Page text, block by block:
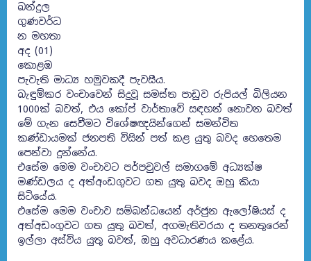
බන්දුල
ගුණවර්ධ
න මහතා
අද (01)
කොළඹ
පැවැති මාධ්‍ය හමුවකදී පැවසීය.
බැඳුම්කර වංචාවෙන් සිදුවූ සමස්ත පාඩුව රුපියල් බිලියන
1000ක් බවත්, එය කෝප් වාර්තාවේ සඳහන් නොවන බවත්
මේ ගැන සෙවීමට විශේෂඥයින්ගෙන් සමන්විත
කණ්ඩායමක් ජනපති විසින් පත් කළ යුතු බවද හෙතෙම
පෙන්වා දුන්නේය.
එසේම මෙම වංචාවට පර්පචුවල් සමාගමේ අධ්‍යක්ෂ
මණ්ඩලය ද අත්අංඩගුවට ගත යුතු බවද ඔහු කියා
සිටියේය.
එසේම මෙම වංචාව සම්බන්ධයෙන් අර්ජුන ඇලෝෂියස් ද
අත්අඩංගුවට ගත යුතු බවත්, අගමැතිවරයා ද තනතුරෙන්
ඉල්ලා අස්විය යුතු බවත්, ඔහු අවධාරණය කළේය.